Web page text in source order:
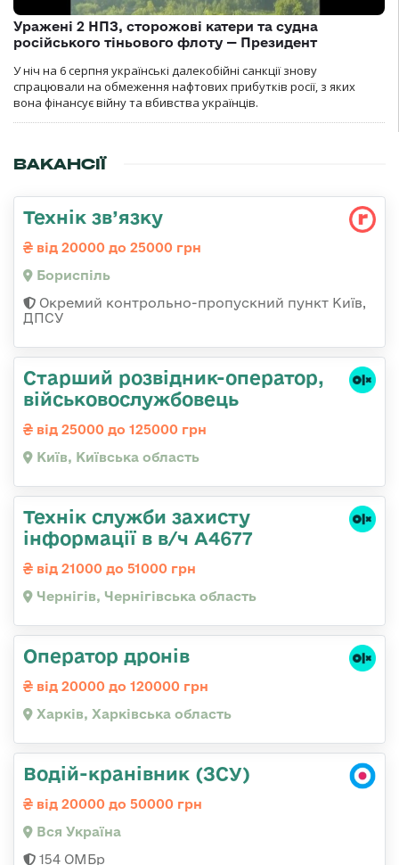
Уражені 2 НПЗ, сторожові катери та судна
російського тіньового флоту — Президент
У ніч на 6 серпня українські далекобійні санкції знову
спрацювали на обмеження нафтових прибутків росії, з яких
вона фінансує війну та вбивства українців.
ВАКАНСІЇ
Технік зв’язку
від 20000 до 25000 грн
Бориспіль
Окремий контрольно-пропускний пункт Київ,
ДПСУ
Стаpший pозвідник-опеpатоp,
військовослужбовець
від 25000 до 125000 грн
Київ, Київська область
Технік служби захисту
інформації в в/ч А4677
від 21000 до 51000 грн
Чернігів, Чернігівська область
Оператор дронів
від 20000 до 120000 грн
Харків, Харківська область
Водій-кранівник (ЗСУ)
від 20000 до 50000 грн
Вся Україна
154 ОМБр